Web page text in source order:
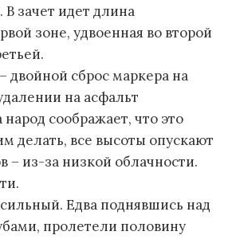
зачет идет длина
зоне, удвоенная во второй
двойной сброс маркера на
на асфальт
соображает, что это
делать, все высоты опускают
– из-за низкой облачности.
Едва поднявшись над
пролетели половину